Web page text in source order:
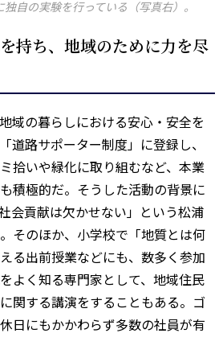
自の実験を行っている（写真右）。
持ち、地域のために力を尽
域の暮らしにおける安心・安全を
道路サポーター制度」に登録し、
拾いや緑化に取り組むなど、本業
積極的だ。そうした活動の背景に
会貢献は欠かせない」という松浦
そのほか、小学校で「地質とは何
る出前授業などにも、数多く参加
よく知る専門家として、地域住民
関する講演をすることもある。ゴ
日にもかかわらず多数の社員が有